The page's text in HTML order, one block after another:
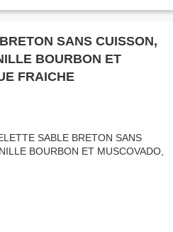
SANS CUISSON,
BOURBON ET
FRAICHE